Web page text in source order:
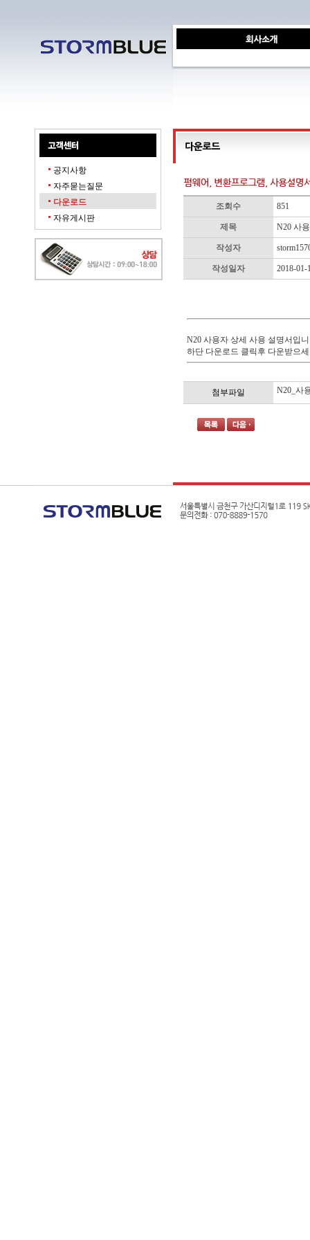
공지사항
자주묻는질문
다운로드
자유게시판
조회수 851
제목 N20 사
작성자
작성일자 2018-01-
N20 사용자 상세 사용 설명서입
하단 다운로드 클릭후 다운받으
첨부파일 N20_사